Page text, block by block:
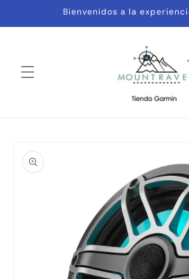
directamente
al contenido
Bienvenidos a la
información
del producto